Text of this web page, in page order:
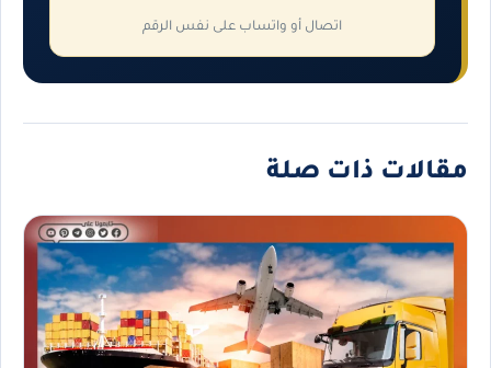
اتصال أو واتساب على نفس الرقم
مقالات ذات صلة